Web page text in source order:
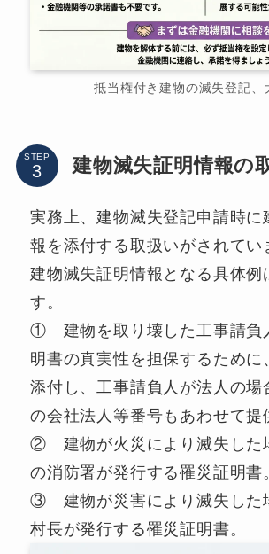
抵当権付き建物の滅失登記、
STEP 建物滅失証明情報の
実務上、建物滅失登記申請時に
報を添付する取扱いがされてい
建物滅失証明情報となる具体例
す。
① 建物を取り壊した工事請負
明書の真実性を担保するために
添付し、工事請負人が法人の場
の会社法人等番号もあわせて提
② 建物が火災により滅失した
の消防署が発行する罹災証明書
③ 建物が災害により滅失した
村長が発行する罹災証明書。